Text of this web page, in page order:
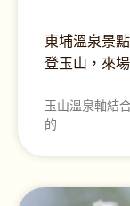
東埔溫泉景
登玉山，來
玉山溫泉軸結
的